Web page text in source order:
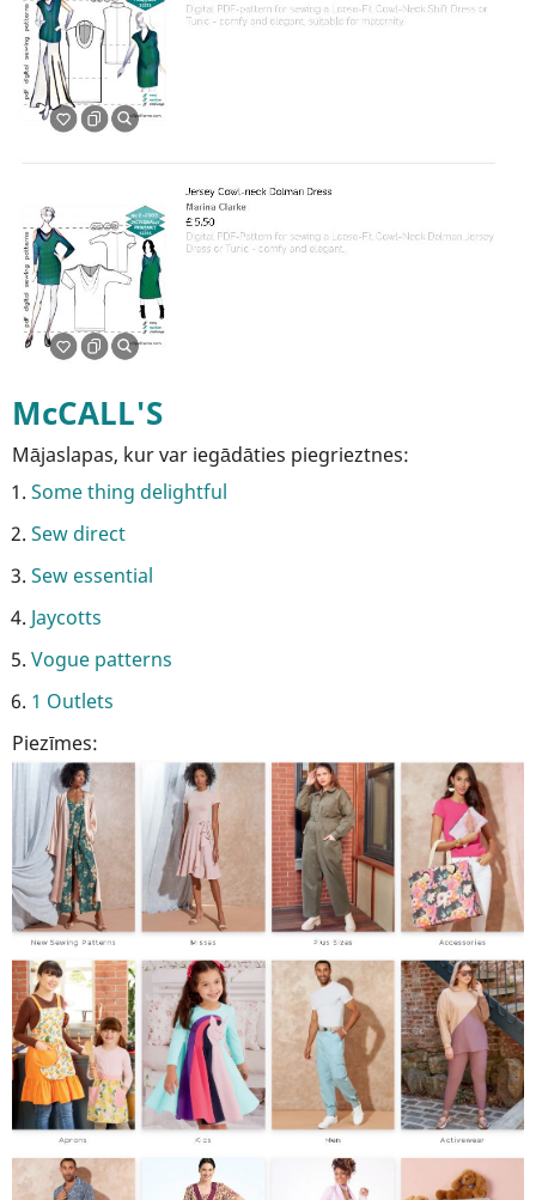
McCALL'S
Mājaslapas, kur var iegādāties piegrieztnes:
Some thing delightful
Sew direct
Sew essential
Jaycotts
Vogue patterns
1 Outlets
Piezīmes: